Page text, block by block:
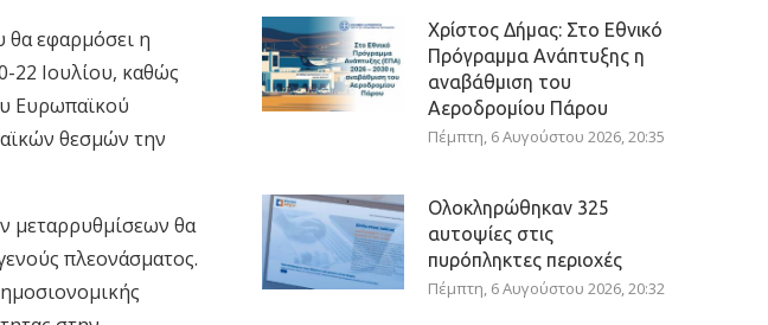
θα εφαρμόσει η
22 Ιουλίου, καθώς
Ευρωπαϊκού
θεσμών την
μεταρρυθμίσεων θα
πλεονάσματος.
Χρίστος Δήμας: Στο Εθνικό
Πρόγραμμα Ανάπτυξης η
αναβάθμιση του
Αεροδρομίου Πάρου
Πέμπτη, 6 Αυγούστου 2026, 20:35
Ολοκληρώθηκαν 325
αυτοψίες στις
πυρόπληκτες περιοχές
Πέμπτη, 6 Αυγούστου 2026, 20:32